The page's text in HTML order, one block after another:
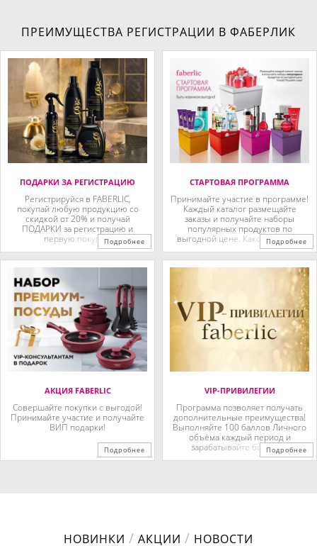
ПРЕИМУЩЕСТВА РЕГИСТРАЦИИ В ФАБЕРЛИК
ПОДАРКИ ЗА РЕГИСТРАЦИЮ
Регистрируйся в FABERLIC,
покупай любую продукцию со
скидкой от 20% и получай
ПОДАРКИ за регистрацию и
первую покупку!Подробнее
СТАРТОВАЯ ПРОГРАММА
Принимайте участие в программе!
Каждый каталог размещайте
заказы и получайте наборы
популярных продуктов по
выгодной цене. Какой именно?
Выбирайте сами!
Подробнее
АКЦИЯ FABERLIC
Совершайте покупки с выгодой!
Принимайте участие и получайте
ВИП подарки!
Подробнее
VIP-ПРИВИЛЕГИИ
Программа позволяет получать
дополнительные преимущества!
Выполняйте 100 баллов Личного
объёма каждый период и
зарабатывайте бонусы и
привилегии от Компании!
Подробнее
НОВИНКИ / АКЦИИ / НОВОСТИ